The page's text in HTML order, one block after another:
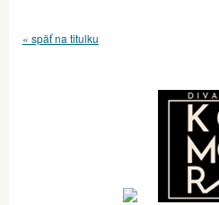
« späť na titulku